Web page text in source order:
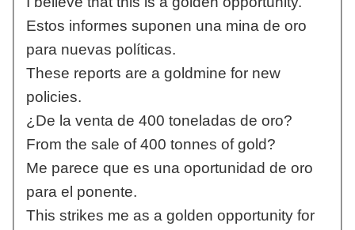
Estos informes suponen una mina de oro
para nuevas políticas.
These reports are a goldmine for new
policies.
¿De la venta de 400 toneladas de oro?
From the sale of 400 tonnes of gold?
Me parece que es una oportunidad de oro
para el ponente.
This strikes me as a golden opportunity for